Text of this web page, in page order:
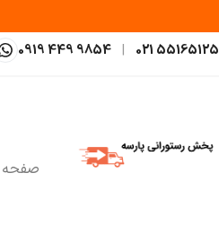
021 55165125
|
0919 449 9854
صفحه